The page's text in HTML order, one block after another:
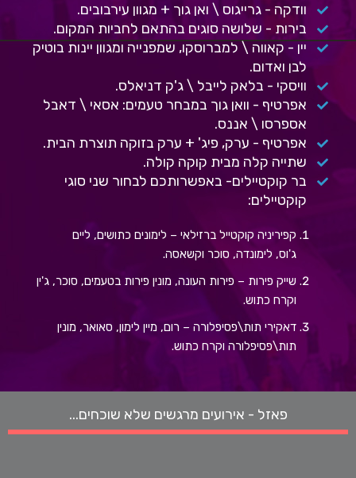
וודקה - גרייגוס \ ואן גוך + מגוון עירבובים.
בירות - שלושה סוגים בהתאם לחביות המקום.
יין - קאווה \ למברוסקו, שמפנייה ומגוון יינות בוטיק
לבן ואדום.
וויסקי - בלאק לייבל \ ג'ק דניאלס.
אפרטיף - וואן גוך במבחר טעמים: אסאי \ דאבל
אספרסו \ אננס.
אפרטיף - ערק, פיג' + ערק בזוקה תוצרת הבית.
שתייה קלה מבית קוקה קולה.
בר קוקטיילים- באפשרותכם לבחור שני סוגי
קוקטיילים:
קפיריניה קוקטייל ברזילאי – לימונים כתושים, ליים
ג'וס, לימונדה, סוכר וקשאסה.
שייק פירות – פירות העונה, מונין פירות בטעמים, סוכר, ג'ין
וקרח כתוש.
דאקירי תות\פסיפלורה – רום, מיין לימון, סאואר, מונין
תות\פסיפלורה וקרח כתוש.
פאזל - אירועים מרגשים שלא שוכחים...